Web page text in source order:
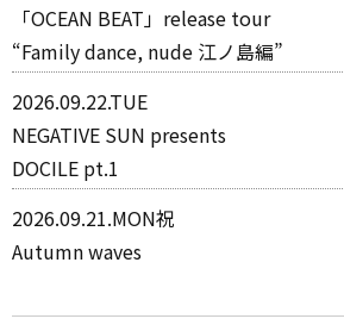
「OCEAN BEAT」release tour
“Family dance, nude 江ノ島編”
2026.09.22.TUE
NEGATIVE SUN presents
DOCILE pt.1
2026.09.21.MON祝
Autumn waves